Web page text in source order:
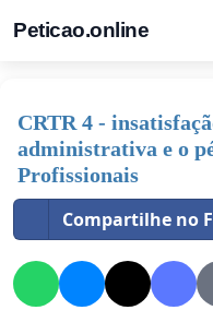
Peticao.online
CRTR 4 -
administrativa e o
Profissionais
Compartilhe no